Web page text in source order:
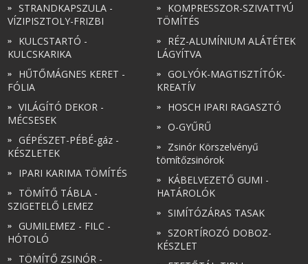
STRANDKAPSZULA -
VÍZIPISZTOLY-FRIZBI
KULCSTARTÓ -
KULCSKARIKA
HŰTŐMÁGNES KERET -
FÓLIA
VILÁGÍTÓ DEKOR -
MÉCSESEK
GÉPÉSZET-PÉBÉ-gáz -
KÉSZLETEK
IPARI KARIMA TÖMÍTÉS
TÖMÍTŐ TÁBLA -
SZIGETELŐ LEMEZ
GUMILEMEZ - FILC -
HÓTOLÓ
TÖMÍTŐ ZSINÓR -
KOMPRESSZOR-SZIVATTYÚ
TÖMÍTÉS
RÉZ-ALUMÍNIUM ALÁTÉTEK
LÁGYÍTVA
GOLYÓK-MAGTISZTÍTÓK-
KREATÍV
HOSCH IPARI RAGASZTÓ
O-GYŰRŰ
Zsinór Körszelvényű
tömítőzsinórok
KÁBELVEZETŐ GUMI -
HATÁROLÓK
SIMÍTÓZÁRAS TASAK
SZORTÍROZÓ DOBOZ-
KÉSZLET